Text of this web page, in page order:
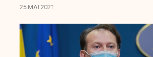
şedinţă de Guvern, subliniind că în
25 MAI 2021